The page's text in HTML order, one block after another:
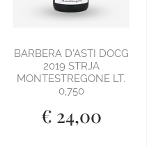
BARBERA D'ASTI DOCG
2019 STRJA
MONTESTREGONE LT.
0,750
€ 24,00